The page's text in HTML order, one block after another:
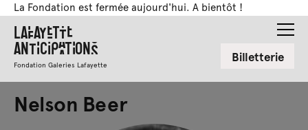
La Fondation est fermée aujourd'hui. A bientôt !
Lafayette
Anticipations
Fondation Galeries Lafayette Billetterie
Nelson Beer